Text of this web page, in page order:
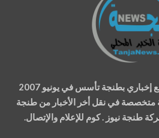
بطنجة تأسس في يونيو 2007
متخصصة في نقل أخر الأخبار من طنجة
طنجة نيوز . كوم للإعلام والإتصال.